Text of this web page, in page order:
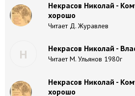
Некрасов Николай -
хорошо
Читает Д. Журавлев
Н Некрасов Николай -
Читает М. Ульянов 1980г
Некрасов Николай -
хорошо